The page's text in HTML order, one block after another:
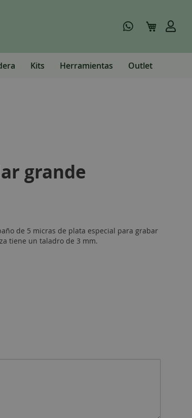
Mi carrito
Kits Herramientas Outlet
grande
de 5 micras de plata especial para grabar
tiene un taladro de 3 mm.